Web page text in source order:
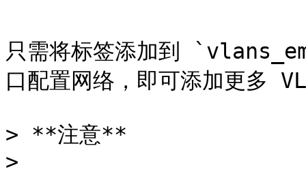
只需将标签添加到
口配置网络，即可添加更多
> **注意**
>